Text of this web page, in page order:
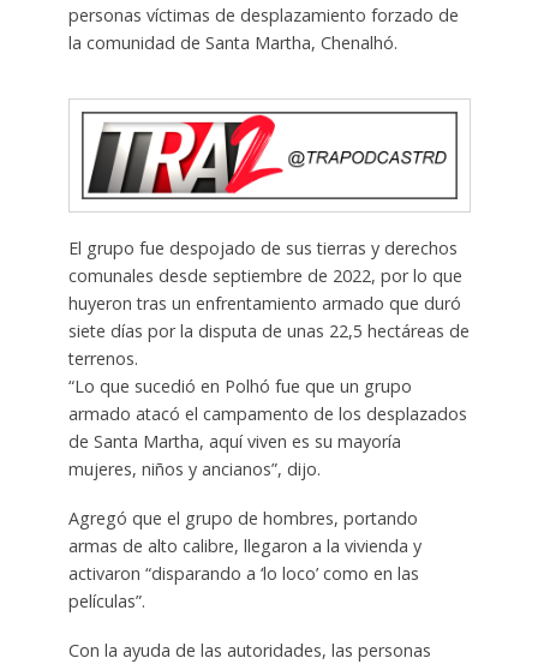
personas víctimas de desplazamiento forzado de
la comunidad de Santa Martha, Chenalhó.
El grupo fue despojado de sus tierras y derechos
comunales desde septiembre de 2022, por lo que
huyeron tras un enfrentamiento armado que duró
siete días por la disputa de unas 22,5 hectáreas de
terrenos.
“Lo que sucedió en Polhó fue que un grupo
armado atacó el campamento de los desplazados
de Santa Martha, aquí viven es su mayoría
mujeres, niños y ancianos”, dijo.
Agregó que el grupo de hombres, portando
armas de alto calibre, llegaron a la vivienda y
activaron “disparando a ‘lo loco’ como en las
películas”.
Con la ayuda de las autoridades, las personas